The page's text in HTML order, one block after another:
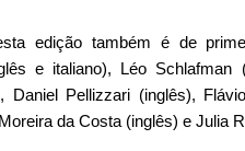
edição também é de
e italiano), Léo
Daniel Pellizzari (inglês),
da Costa (inglês) e Julia